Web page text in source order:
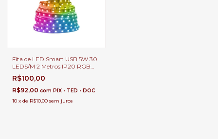
Fita de LED Smart USB 5W 30
LEDS/M 2 Metros IP20 RGB
Para Quartos, Sala com Tv e
Quarto Infantil - Taschibra
R$100,00
R$92,00 com PIX • TED • DOC
10 x de R$10,00 sem juros